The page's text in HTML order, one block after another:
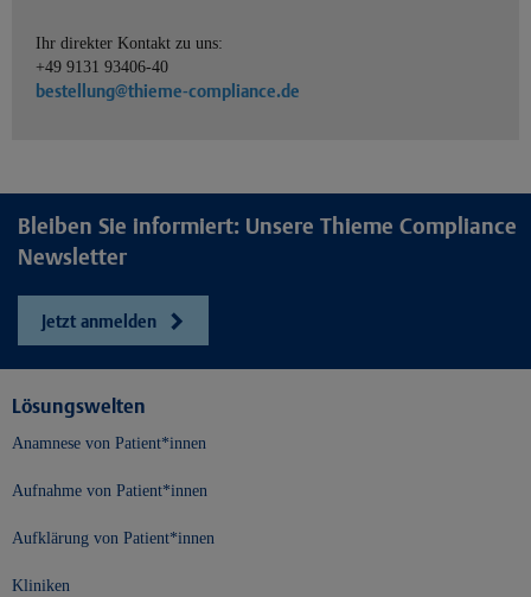
Ihr direkter Kontakt zu uns:
+49 9131 93406-40
bestellung@thieme-compliance.de
Bleiben Sie informiert: Unsere Thieme Compliance
Newsletter
Jetzt anmelden
Lösungswelten
Anamnese von Patient*innen
Aufnahme von Patient*innen
Aufklärung von Patient*innen
Kliniken